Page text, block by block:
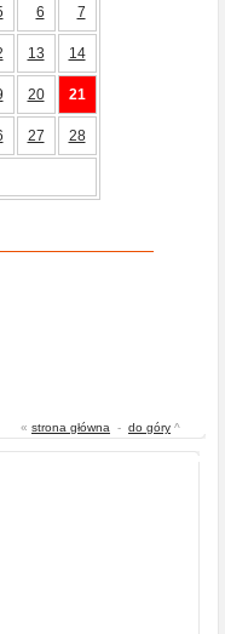
6 7
13 14
20 21
27 28
« strona główna - do góry ^